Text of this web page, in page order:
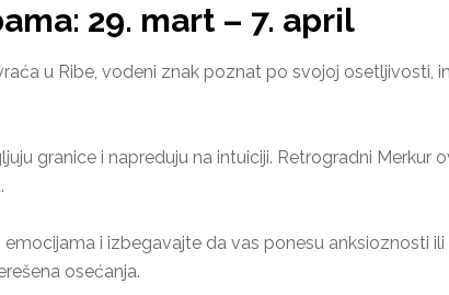
29. mart – 7. april
u Ribe, vodeni znak poznat po svojoj osetljivosti,
granice i napreduju na intuiciji. Retrogradni
i izbegavajte da vas ponesu anksioznosti
osećanja.